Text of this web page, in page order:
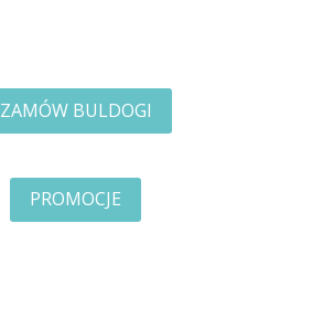
ZAMÓW BULDOGI
PROMOCJE